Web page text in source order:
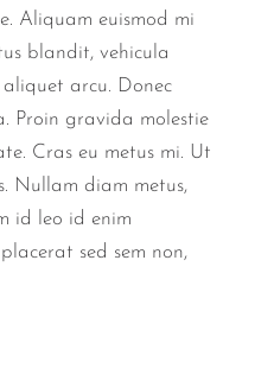
Aliquam euismod mi
blandit, vehicula
arcu. Donec
Proin gravida molestie
Cras eu metus mi. Ut
Nullam diam metus,
id leo id enim
sed sem non,